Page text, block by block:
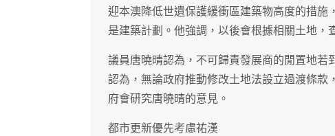
迎本澳降低世遺保護緩衝區建築物高度的措
是建築計劃。他強調，以後會根據相關土地，
議員唐曉晴認為，不可歸責發展商的閒置地
認為，無論政府推動修改土地法設立過渡條
府會研究唐曉晴的意見。
都市更新優先考慮祐漢